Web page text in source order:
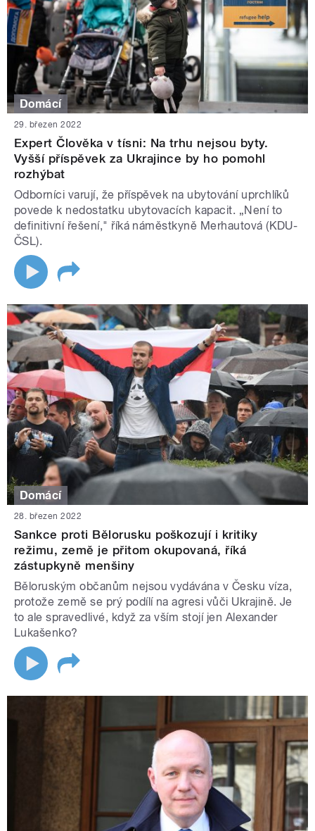
Domácí
29. březen 2022
Expert Člověka v tísni: Na trhu nejsou byty.
Vyšší příspěvek za Ukrajince by ho pomohl
rozhýbat
Odborníci varují, že příspěvek na ubytování uprchlíků
povede k nedostatku ubytovacích kapacit. „Není to
definitivní řešení," říká náměstkyně Merhautová (KDU-
ČSL).
Domácí
28. březen 2022
Sankce proti Bělorusku poškozují i kritiky
režimu, země je přitom okupovaná, říká
zástupkyně menšiny
Běloruským občanům nejsou vydávána v Česku víza,
protože země se prý podílí na agresi vůči Ukrajině. Je
to ale spravedlivé, když za vším stojí jen Alexander
Lukašenko?